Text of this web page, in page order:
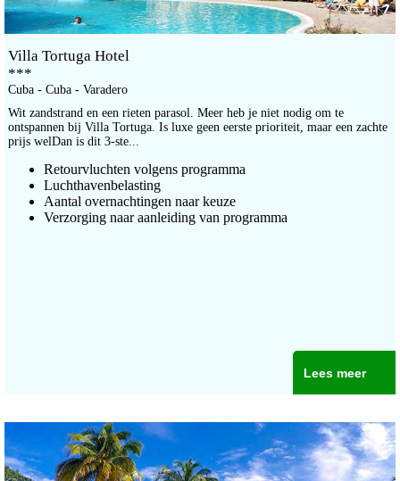
Villa Tortuga Hotel
***
Cuba - Cuba - Varadero
Wit zandstrand en een rieten parasol. Meer heb je niet nodig om te
ontspannen bij Villa Tortuga. Is luxe geen eerste prioriteit, maar een zachte
prijs welDan is dit 3-ste...
Retourvluchten volgens programma
Luchthavenbelasting
Aantal overnachtingen naar keuze
Verzorging naar aanleiding van programma
Lees meer